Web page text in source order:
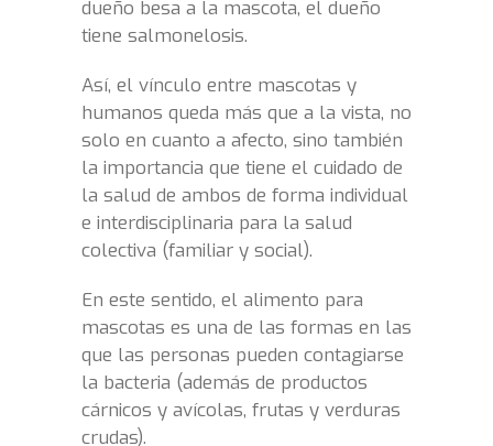
dueño besa a la mascota, el dueño
tiene salmonelosis.
Así, el vínculo entre mascotas y
humanos queda más que a la vista, no
solo en cuanto a afecto, sino también
la importancia que tiene el cuidado de
la salud de ambos de forma individual
e interdisciplinaria para la salud
colectiva (familiar y social).
En este sentido, el alimento para
mascotas es una de las formas en las
que las personas pueden contagiarse
la bacteria (además de productos
cárnicos y avícolas, frutas y verduras
crudas).